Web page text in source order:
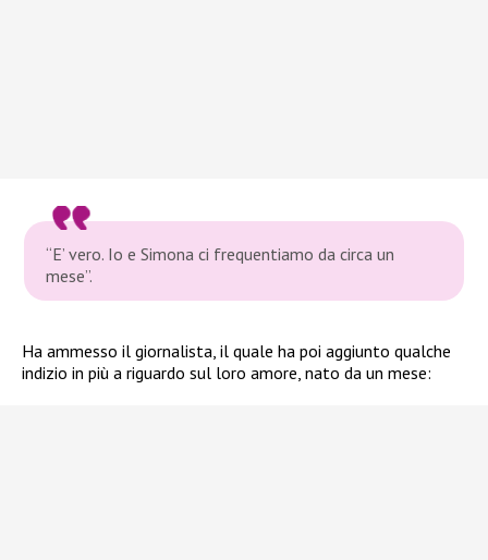
“E’ vero. Io e Simona ci frequentiamo da circa un
mese”.
Ha ammesso il giornalista, il quale ha poi aggiunto qualche
indizio in più a riguardo sul loro amore, nato da un mese: